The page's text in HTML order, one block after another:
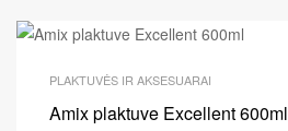
PLAKTUVĖS IR AKSESUARAI
Amix plaktuve Excellent 600ml